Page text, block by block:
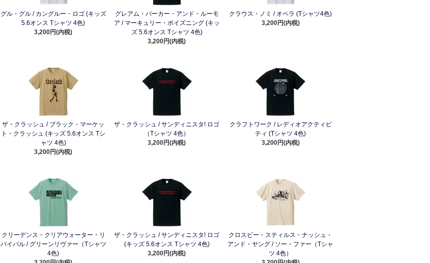
グル・グル / カングルー・ロゴ (キッズ
5.6オンス Tシャツ 4色)
3,200円(内税)
グレアム・パーカー・アンド・ルーモ
ア / マーキュリー・ポイズニング (キッ
ズ 5.6オンス Tシャツ 4色)
3,200円(内税)
クラウス・ノミ / オペラ (Tシャツ4色)
3,200円(内税)
ザ・クラッシュ / ブラック・マーケッ
ト・クラッシュ (キッズ 5.6オンス Tシ
ャツ 4色)
3,200円(内税)
ザ・クラッシュ / サンディニスタ! ロゴ
（Tシャツ 4色）
3,200円(内税)
クラフトワーク / レディオアクティビ
ティ (Tシャツ 4色)
3,200円(内税)
クリーデンス・クリアウォーター・リ
バイバル / グリーンリヴァー（Tシャツ
4色)
ザ・クラッシュ / サンディニスタ! ロゴ
(キッズ 5.6オンス Tシャツ 4色)
3,200円(内税)
クロスビー・スティルス・ナッシュ・
アンド・ヤング / ソー・ファー（Tシャ
ツ 4色）